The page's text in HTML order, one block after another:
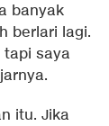
banyak
berlari lagi.
tapi saya
itu. Jika